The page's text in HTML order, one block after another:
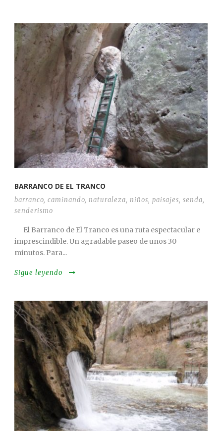
BARRANCO DE EL TRANCO
barranco, caminando, naturaleza, niños, paisajes, senda,
senderismo
El Barranco de El Tranco es una ruta espectacular e
imprescindible. Un agradable paseo de unos 30
minutos. Para...
Sigue leyendo